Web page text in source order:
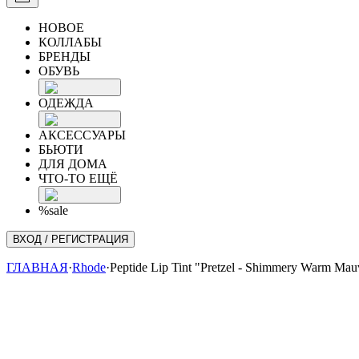
НОВОЕ
КОЛЛАБЫ
БРЕНДЫ
ОБУВЬ
ОДЕЖДА
АКСЕССУАРЫ
БЬЮТИ
ДЛЯ ДОМА
ЧТО-ТО ЕЩЁ
%sale
ВХОД / РЕГИСТРАЦИЯ
ГЛАВНАЯ·Rhode·Peptide Lip Tint "Pretzel - Shimmery Warm